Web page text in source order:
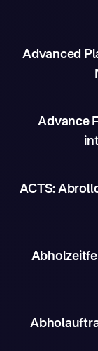
Advanced
Advance
ACTS: